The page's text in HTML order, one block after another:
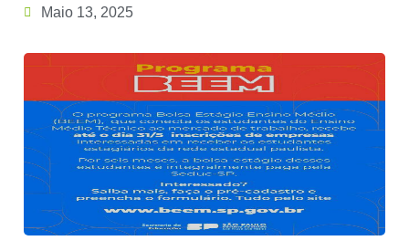
Maio 13, 2025